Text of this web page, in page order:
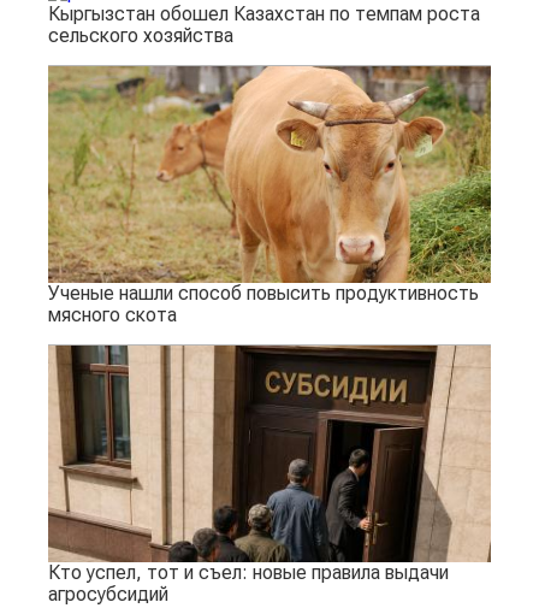
Кыргызстан обошел Казахстан по темпам роста
сельского хозяйства
Ученые нашли способ повысить продуктивность
мясного скота
Кто успел, тот и съел: новые правила выдачи
агросубсидий